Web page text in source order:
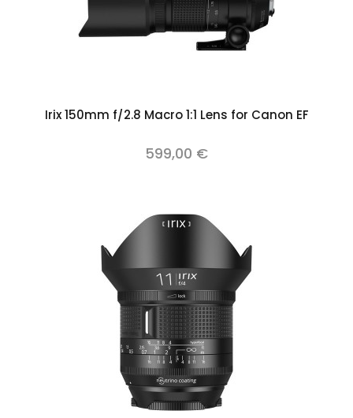
Irix 150mm f/2.8 Macro 1:1 Lens for Canon EF
599,00 €